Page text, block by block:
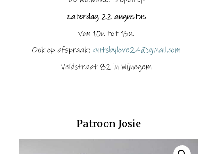
Patroon Josie